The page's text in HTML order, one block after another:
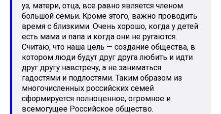
уз, матери, отца, все равно является членом
большой семьи. Кроме этого, важно проводить
время с близкими. Очень хорошо, когда у детей
есть мама и папа и когда они не ругаются.
Считаю, что наша цель — создание общества, в
котором люди будут друг друга любить и идти
друг другу навстречу, а не заниматься
гадостями и подлостями. Таким образом из
многочисленных российских семей
сформируется полноценное, огромное и
всемогущее Российское общество.